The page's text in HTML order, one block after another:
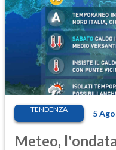
TENDENZA 5
Meteo,